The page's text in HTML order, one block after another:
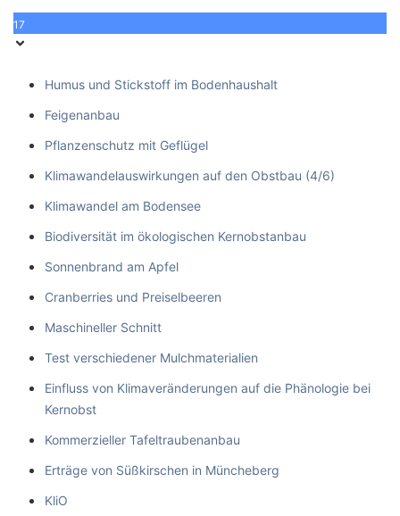
17
Humus und Stickstoff im Bodenhaushalt
Feigenanbau
Pflanzenschutz mit Geflügel
Klimawandelauswirkungen auf den Obstbau (4/6)
Klimawandel am Bodensee
Biodiversität im ökologischen Kernobstanbau
Sonnenbrand am Apfel
Cranberries und Preiselbeeren
Maschineller Schnitt
Test verschiedener Mulchmaterialien
Einfluss von Klimaveränderungen auf die Phänologie bei
Kernobst
Kommerzieller Tafeltraubenanbau
Erträge von Süßkirschen in Müncheberg
KliO